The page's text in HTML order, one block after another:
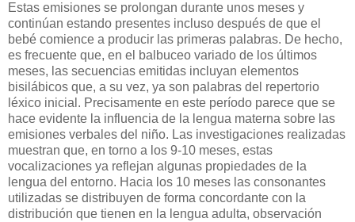
Estas emisiones se prolongan durante unos meses y
continúan estando presentes incluso después de que el
bebé comience a producir las primeras palabras. De hecho,
es frecuente que, en el balbuceo variado de los últimos
meses, las secuencias emitidas incluyan elementos
bisilábicos que, a su vez, ya son palabras del repertorio
léxico inicial. Precisamente en este período parece que se
hace evidente la influencia de la lengua materna sobre las
emisiones verbales del niño. Las investigaciones realizadas
muestran que, en torno a los 9-10 meses, estas
vocalizaciones ya reflejan algunas propiedades de la
lengua del entorno. Hacia los 10 meses las consonantes
utilizadas se distribuyen de forma concordante con la
distribución que tienen en la lengua adulta, observación